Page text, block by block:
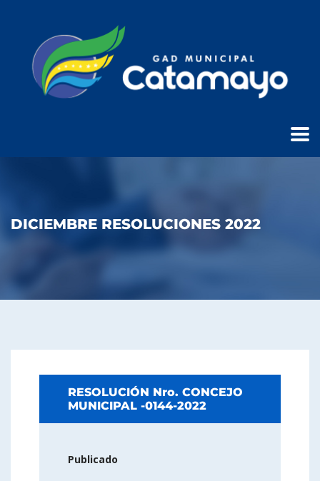
DICIEMBRE RESOLUCIONES 2022
RESOLUCIÓN Nro. CONCEJO
MUNICIPAL -0144-2022
Publicado